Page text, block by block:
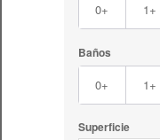
0+ 1+
Baños
0+ 1+
Superficie